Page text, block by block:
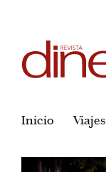
Inicio Viajes